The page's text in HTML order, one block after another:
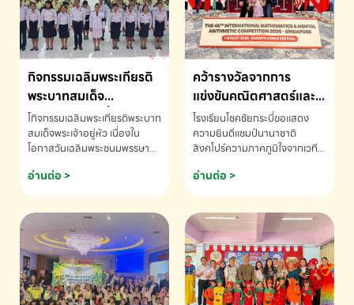
กิจกรรมเฉลิมพระเกียรติ
พระบาทสมเด็จ
พระเจ้าอยู่หัว เนื่องใน
โอกาสวันเฉลิม
พระชนมพรรษา
โกิจกรรมเฉลิมพระเกียรติพระบาท
สมเด็จพระเจ้าอยู่หัว เนื่องใน
โอกาสวันเฉลิมพระชนมพรรษา
ข้อมูลเพิ่มเติม โทร. 075-691910
อ่านต่อ >
คว้ารางวัลจากการ
แข่งขันคณิตศาสตร์และ
คณิตคิดเร็วนานาชาติ
ครั้งที่ 46 ประจำปี 2569
ณ ประเทศสิงคโปร์
โรงเรียนโชคชัยกระบี่ขอแสดง
ความยินดีแชมป์นานาชาติ
สิงคโปร์ความภาคภูมิใจจากเวที
ด.ช.พัทธนันท์ พรหมพันธ์ ชั้น
อนุบาล EP K3 โรงเรียนโชคชัย
แข่งขันคณิตศาสตร์และคณิตคิด
เร็วนานาชาติ ครั้งที่ 46 ประจำปี
2569 ณ ประเทศสิงคโปร์
INTERNATIONAL
MATHEMATICS AND
MENTAL ARITHMETIC
อ่านต่อ >